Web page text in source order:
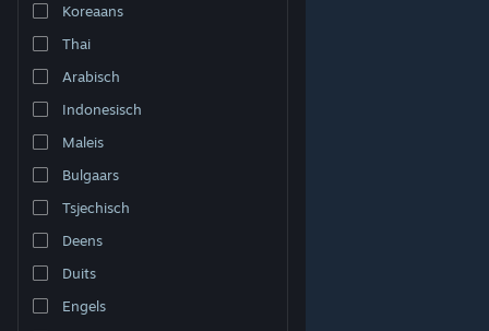
Desktopwebsite weergeven
Koreaans
Thai
Arabisch
Indonesisch
Maleis
Bulgaars
Tsjechisch
Deens
Duits
Engels